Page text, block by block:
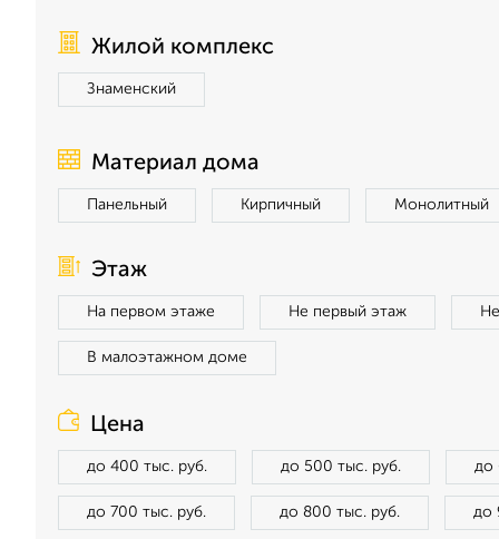
Жилой комплекс
Знаменский
Материал дома
Панельный Кирпичный Монолитный
Этаж
На первом этаже Не первый этаж
В малоэтажном доме
Цена
до 400 тыс. руб. до 500 тыс. руб. до
до 700 тыс. руб. до 800 тыс. руб. до